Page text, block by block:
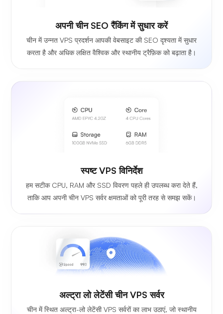
अपनी चीन SEO रैंकिंग में सुधार करें
चीन में उन्नत VPS प्रदर्शन आपकी वेबसाइट की SEO दृश्यता में सुधार
करता है और अधिक लक्षित वैश्विक और स्थानीय ट्रैफ़िक को बढ़ाता है।
स्पष्ट VPS विनिर्देश
हम सटीक CPU, RAM और SSD विवरण पहले ही उपलब्ध करा देते हैं,
ताकि आप अपनी चीन VPS सर्वर क्षमताओं को पूरी तरह से समझ सकें।
अल्ट्रा लो लेटेंसी चीन VPS सर्वर
चीन में स्थित अल्ट्रा-लो लेटेंसी VPS सर्वरों का लाभ उठाएं, जो स्थानीय